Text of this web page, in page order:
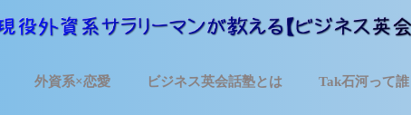
外資系×恋愛 ビジネス英会話塾とは Tak石河って誰